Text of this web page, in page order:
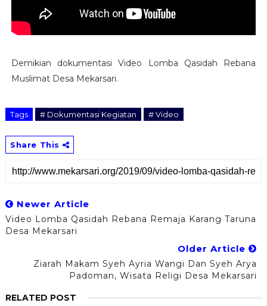
Demikian dokumentasi Video Lomba Qasidah Rebana
Muslimat Desa Mekarsari.
Tags # Dokumentasi Kegiatan # Video
Share This
Newer Article
Video Lomba Qasidah Rebana Remaja Karang Taruna
Desa Mekarsari
Older Article
Ziarah Makam Syeh Ayria Wangi Dan Syeh Arya
Padoman, Wisata Religi Desa Mekarsari
RELATED POST